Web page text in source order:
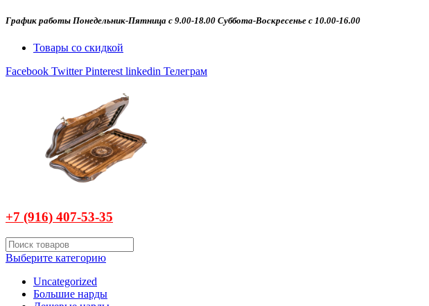
График работы Понедельник-Пятница с 9.00-18.00 Суббота-Воскресенье с 10.00-16.00
Товары со скидкой
Facebook Twitter Pinterest linkedin Телеграм
+7 (916) 407-53-35
Выберите категорию
Uncategorized
Большие нарды